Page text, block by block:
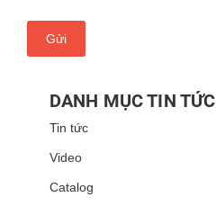
Gửi
DANH MỤC TIN TỨC
Tin tức
Video
Catalog